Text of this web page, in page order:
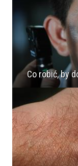
Co robić, by